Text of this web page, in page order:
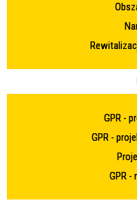
GPR -
GPR -
GPR -